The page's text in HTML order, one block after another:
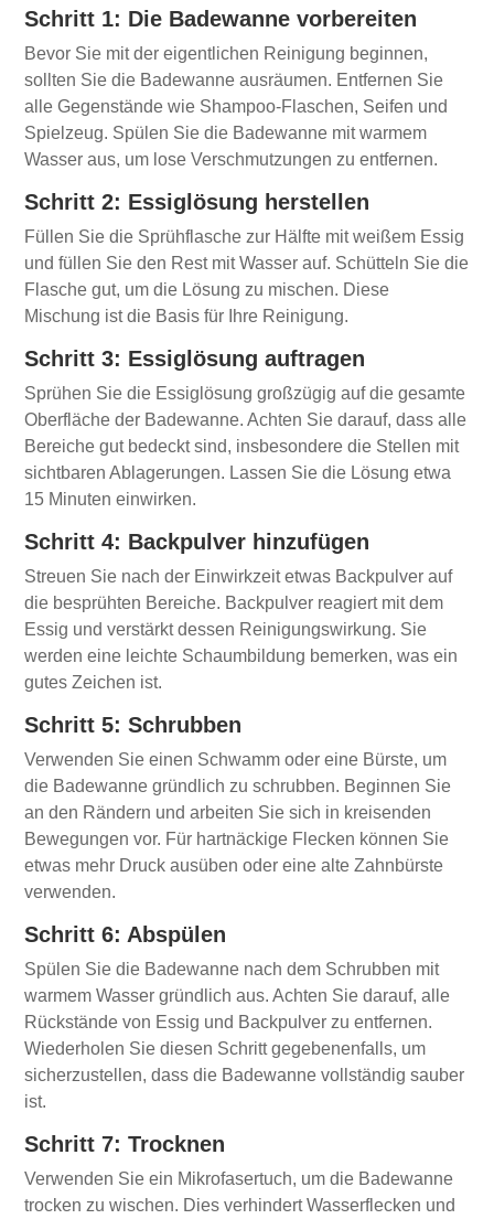
Schritt 1: Die Badewanne vorbereiten
Bevor Sie mit der eigentlichen Reinigung beginnen,
sollten Sie die Badewanne ausräumen. Entfernen Sie
alle Gegenstände wie Shampoo-Flaschen, Seifen und
Spielzeug. Spülen Sie die Badewanne mit warmem
Wasser aus, um lose Verschmutzungen zu entfernen.
Schritt 2: Essiglösung herstellen
Füllen Sie die Sprühflasche zur Hälfte mit weißem Essig
und füllen Sie den Rest mit Wasser auf. Schütteln Sie die
Flasche gut, um die Lösung zu mischen. Diese
Mischung ist die Basis für Ihre Reinigung.
Schritt 3: Essiglösung auftragen
Sprühen Sie die Essiglösung großzügig auf die gesamte
Oberfläche der Badewanne. Achten Sie darauf, dass alle
Bereiche gut bedeckt sind, insbesondere die Stellen mit
sichtbaren Ablagerungen. Lassen Sie die Lösung etwa
15 Minuten einwirken.
Schritt 4: Backpulver hinzufügen
Streuen Sie nach der Einwirkzeit etwas Backpulver auf
die besprühten Bereiche. Backpulver reagiert mit dem
Essig und verstärkt dessen Reinigungswirkung. Sie
werden eine leichte Schaumbildung bemerken, was ein
gutes Zeichen ist.
Schritt 5: Schrubben
Verwenden Sie einen Schwamm oder eine Bürste, um
die Badewanne gründlich zu schrubben. Beginnen Sie
an den Rändern und arbeiten Sie sich in kreisenden
Bewegungen vor. Für hartnäckige Flecken können Sie
etwas mehr Druck ausüben oder eine alte Zahnbürste
verwenden.
Schritt 6: Abspülen
Spülen Sie die Badewanne nach dem Schrubben mit
warmem Wasser gründlich aus. Achten Sie darauf, alle
Rückstände von Essig und Backpulver zu entfernen.
Wiederholen Sie diesen Schritt gegebenenfalls, um
sicherzustellen, dass die Badewanne vollständig sauber
ist.
Schritt 7: Trocknen
Verwenden Sie ein Mikrofasertuch, um die Badewanne
trocken zu wischen. Dies verhindert Wasserflecken und